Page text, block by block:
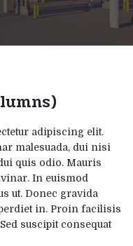
adipiscing elit.
malesuada, dui nisi
quis odio. Mauris
In euismod
ut. Donec gravida
in. Proin facilisis
suscipit consequat